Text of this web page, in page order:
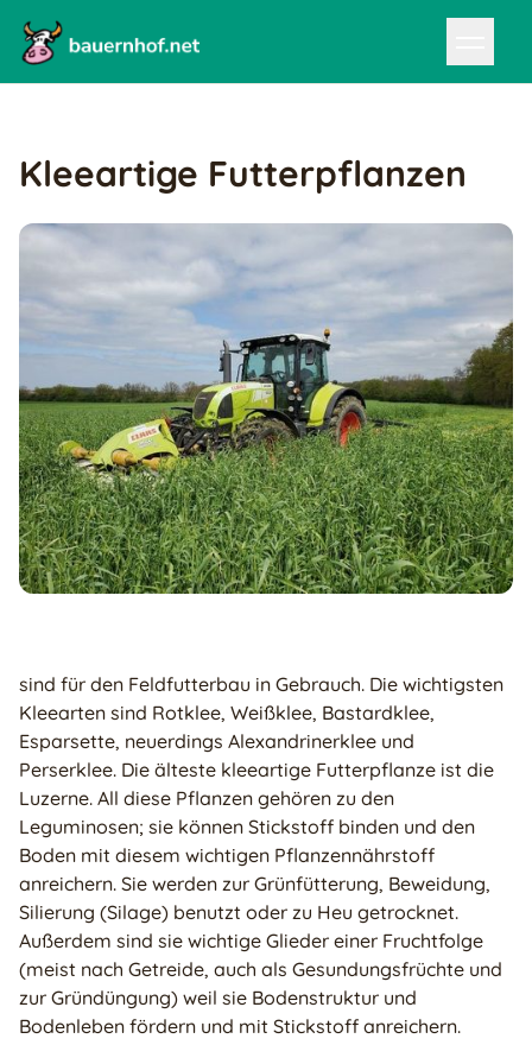
Kleeartige Futterpflanzen
sind für den Feldfutterbau in Gebrauch. Die wichtigsten
Kleearten sind Rotklee, Weißklee, Bastardklee,
Esparsette, neuerdings Alexandrinerklee und
Perserklee. Die älteste kleeartige Futterpflanze ist die
Luzerne. All diese Pflanzen gehören zu den
Leguminosen; sie können Stickstoff binden und den
Boden mit diesem wichtigen Pflanzennährstoff
anreichern. Sie werden zur Grünfütterung, Beweidung,
Silierung (Silage) benutzt oder zu Heu getrocknet.
Außerdem sind sie wichtige Glieder einer Fruchtfolge
(meist nach Getreide, auch als Gesundungsfrüchte und
zur Gründüngung) weil sie Bodenstruktur und
Bodenleben fördern und mit Stickstoff anreichern.